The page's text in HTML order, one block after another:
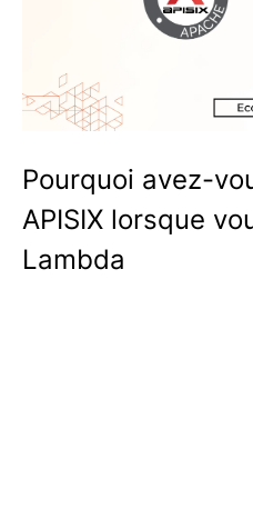
Pourquoi avez-
APISIX lorsque
Lambda